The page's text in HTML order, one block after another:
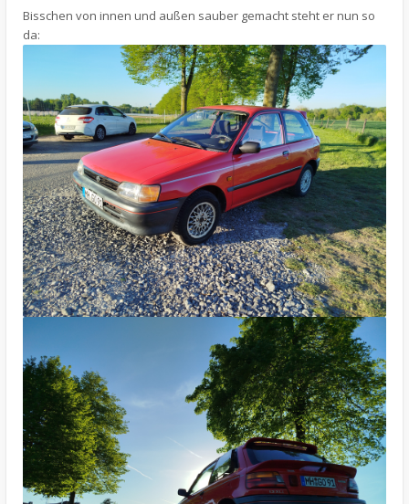
Bisschen von innen und außen sauber gemacht steht er nun so
da: